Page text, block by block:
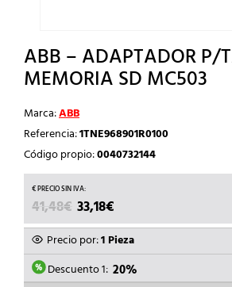
ABB – ADAPTADOR P/
MEMORIA SD MC503
Marca:ABB
Referencia:1TNE968901R0100
Código propio:0040732144
41,48€ EL
PRECIO
ORIGINAL
ERA:
41,48€.
33,18€
PRECIO
ACTUAL
ES:
33,18€.
Precio por:1 Pieza
Descuento 1: 20%